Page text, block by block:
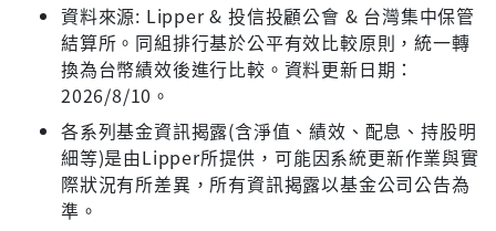
資料來源: Lipper & 投信投顧公會 & 台灣集中保管
結算所。同組排行基於公平有效比較原則，統一轉
換為台幣績效後進行比較。資料更新日期：
2026/8/10。
各系列基金資訊揭露(含淨值、績效、配息、持股明
細等)是由Lipper所提供，可能因系統更新作業與實
際狀況有所差異，所有資訊揭露以基金公司公告為
準。